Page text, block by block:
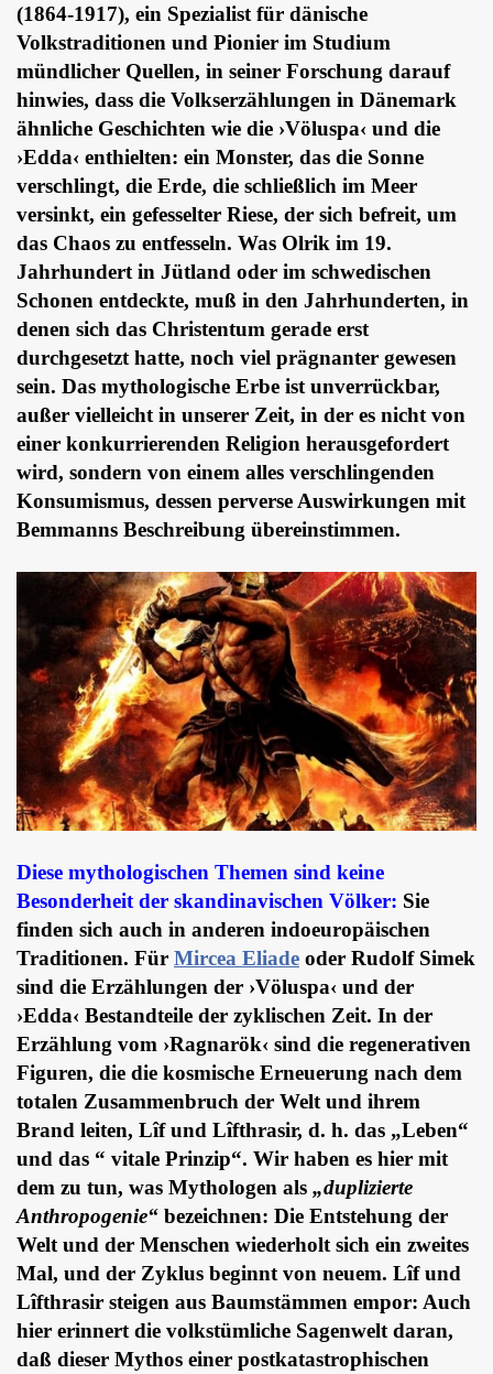
(1864-1917), ein Spezialist für dänische
Volkstraditionen und Pionier im Studium
mündlicher Quellen, in seiner Forschung darauf
hinwies, dass die Volkserzählungen in Dänemark
ähnliche Geschichten wie die ›Völuspa‹ und die
›Edda‹ enthielten: ein Monster, das die Sonne
verschlingt, die Erde, die schließlich im Meer
versinkt, ein gefesselter Riese, der sich befreit, um
das Chaos zu entfesseln. Was Olrik im 19.
Jahrhundert in Jütland oder im schwedischen
Schonen entdeckte, muß in den Jahrhunderten, in
denen sich das Christentum gerade erst
durchgesetzt hatte, noch viel prägnanter gewesen
sein. Das mythologische Erbe ist unverrückbar,
außer vielleicht in unserer Zeit, in der es nicht von
einer konkurrierenden Religion herausgefordert
wird, sondern von einem alles verschlingenden
Konsumismus, dessen perverse Auswirkungen mit
Bemmanns Beschreibung übereinstimmen.
Diese mythologischen Themen sind keine
Besonderheit der skandinavischen Völker: Sie
finden sich auch in anderen indoeuropäischen
Traditionen. Für Mircea Eliade oder Rudolf Simek
sind die Erzählungen der ›Völuspa‹ und der
›Edda‹ Bestandteile der zyklischen Zeit. In der
Erzählung vom ›Ragnarök‹ sind die regenerativen
Figuren, die die kosmische Erneuerung nach dem
totalen Zusammenbruch der Welt und ihrem
Brand leiten, Lîf und Lîfthrasir, d. h. das „Leben“
und das “ vitale Prinzip“. Wir haben es hier mit
dem zu tun, was Mythologen als „duplizierte
Anthropogenie“ bezeichnen: Die Entstehung der
Welt und der Menschen wiederholt sich ein zweites
Mal, und der Zyklus beginnt von neuem. Lîf und
Lîfthrasir steigen aus Baumstämmen empor: Auch
hier erinnert die volkstümliche Sagenwelt daran,
daß dieser Mythos einer postkatastrophischen